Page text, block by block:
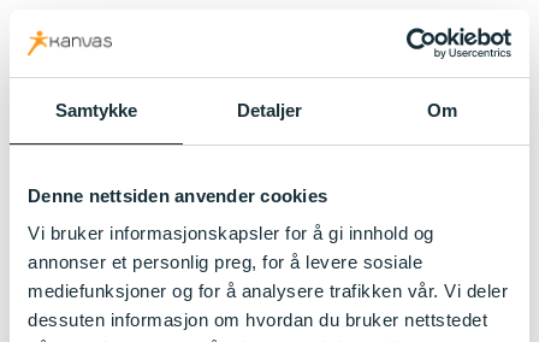
Samtykke Detaljer Om
Denne nettsiden anvender cookies
Vi bruker informasjonskapsler for å gi innhold og
annonser et personlig preg, for å levere sosiale
mediefunksjoner og for å analysere trafikken vår. Vi deler
dessuten informasjon om hvordan du bruker nettstedet
kanvas.no
Holmen barnehage.jpg (width940)